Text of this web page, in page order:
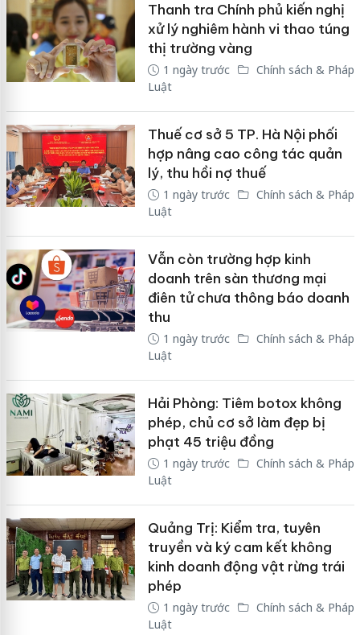
Thanh tra Chính phủ kiến nghị
xử lý nghiêm hành vi thao túng
thị trường vàng
1 ngày trước
Chính sách & Pháp
Luật
Thuế cơ sở 5 TP. Hà Nội phối
hợp nâng cao công tác quản
lý, thu hồi nợ thuế
1 ngày trước
Chính sách & Pháp
Luật
Vẫn còn trường hợp kinh
doanh trên sàn thương mại
điên tử chưa thông báo doanh
thu
1 ngày trước
Chính sách & Pháp
Luật
Hải Phòng: Tiêm botox không
phép, chủ cơ sở làm đẹp bị
phạt 45 triệu đồng
1 ngày trước
Chính sách & Pháp
Luật
Quảng Trị: Kiểm tra, tuyên
truyền và ký cam kết không
kinh doanh động vật rừng trái
phép
1 ngày trước
Chính sách & Pháp
Luật